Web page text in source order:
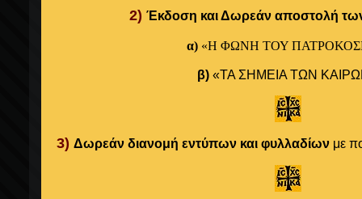
2)Έκδοση και Δωρεάν αποστολή
α) «Η ΦΩΝΗ ΤΟΥ
β) «ΤΑ ΣΗΜΕΙΑ ΤΩΝ
3) Δωρεάν διανομή εντύπων και φυλλαδίων με